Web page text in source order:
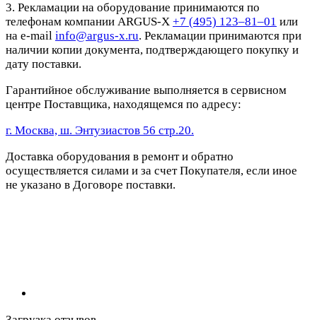
3. Рекламации на оборудование принимаются по
телефонам компании ARGUS-X +7 (495) 123–81–01 или
на e-mail info@argus-x.ru. Рекламации принимаются при
наличии копии документа, подтверждающего покупку и
дату поставки.
Гарантийное обслуживание выполняется в сервисном
центре Поставщика, находящемся по адресу:
г. Москва, ш. Энтузиастов 56 стр.20.
Доставка оборудования в ремонт и обратно
осуществляется силами и за счет Покупателя, если иное
не указано в Договоре поставки.